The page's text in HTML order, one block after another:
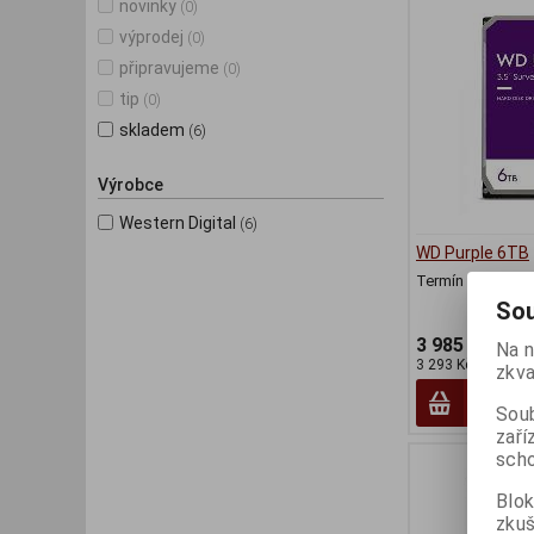
novinky (0)
výprodej (0)
připravujeme (0)
tip (0)
skladem (6)
Výrobce
Western Digital (6)
WD Purple 6TB
Termín dodání
3 985 Kč
3 293 Kč (bez
Na